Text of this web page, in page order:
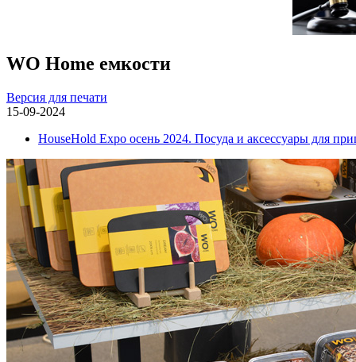
WO Home емкости
Версия для печати
15-09-2024
HouseHold Expo осень 2024. Посуда и аксессуары для